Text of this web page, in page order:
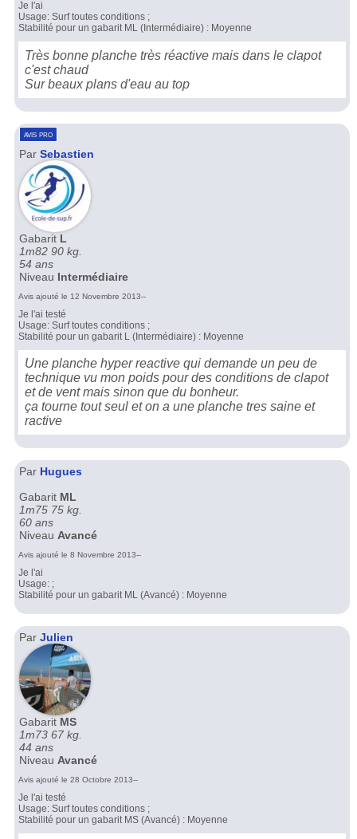
Je l'ai
Usage: Surf toutes conditions ;
Stabilité pour un gabarit ML (Intermédiaire) : Moyenne
Très bonne planche très réactive mais dans le clapot
c'est chaud
Sur beaux plans d'eau au top
avis pro
Par Sebastien
Gabarit L
1m82 90 kg.
54 ans
Niveau Intermédiaire
Avis ajouté le 12 Novembre 2013--
Je l'ai testé
Usage: Surf toutes conditions ;
Stabilité pour un gabarit L (Intermédiaire) : Moyenne
Une planche hyper reactive qui demande un peu de
technique vu mon poids pour des conditions de clapot
et de vent mais sinon que du bonheur.
ça tourne tout seul et on a une planche tres saine et
ractive
Par Hugues
Gabarit ML
1m75 75 kg.
60 ans
Niveau Avancé
Avis ajouté le 8 Novembre 2013--
Je l'ai
Usage: ;
Stabilité pour un gabarit ML (Avancé) : Moyenne
Par Julien
Gabarit MS
1m73 67 kg.
44 ans
Niveau Avancé
Avis ajouté le 28 Octobre 2013--
Je l'ai testé
Usage: Surf toutes conditions ;
Stabilité pour un gabarit MS (Avancé) : Moyenne